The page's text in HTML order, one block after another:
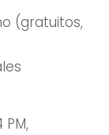
(gratuitos,